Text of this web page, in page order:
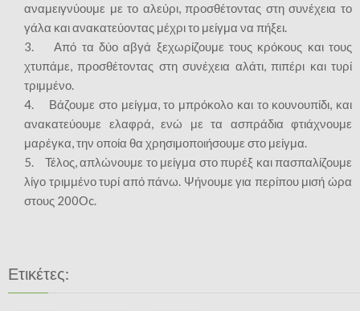
αναμειγνύουμε με το αλεύρι, προσθέτοντας στη συνέχεια το
γάλα και ανακατεύοντας μέχρι το μείγμα να πήξει.
3. Από τα δύο αβγά ξεχωρίζουμε τους κρόκους και τους
χτυπάμε, προσθέτοντας στη συνέχεια αλάτι, πιπέρι και τυρί
τριμμένο.
4. Βάζουμε στο μείγμα, το μπρόκολο και το κουνουπίδι, και
ανακατεύουμε ελαφρά, ενώ με τα ασπράδια φτιάχνουμε
μαρέγκα, την οποία θα χρησιμοποιήσουμε στο μείγμα.
5. Τέλος, απλώνουμε το μείγμα στο πυρέξ και πασπαλίζουμε
λίγο τριμμένο τυρί από πάνω. Ψήνουμε για περίπου μισή ώρα
στους 200Οc.
Ετικέτες: